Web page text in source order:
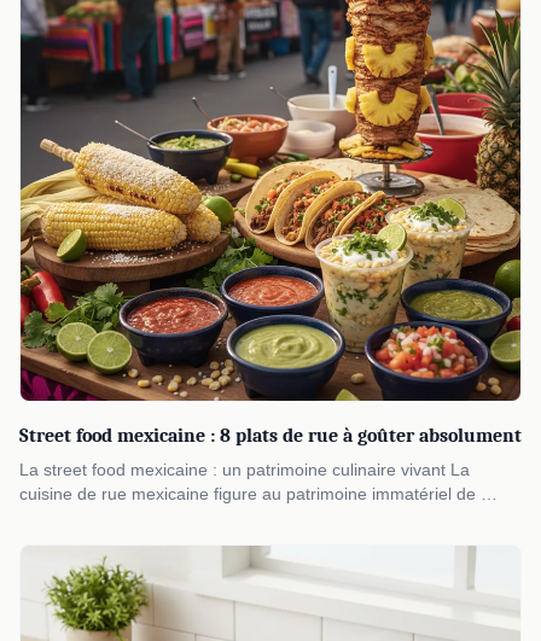
Street food mexicaine : 8 plats de rue à goûter absolument
La street food mexicaine : un patrimoine culinaire vivant La
cuisine de rue mexicaine figure au patrimoine immatériel de …